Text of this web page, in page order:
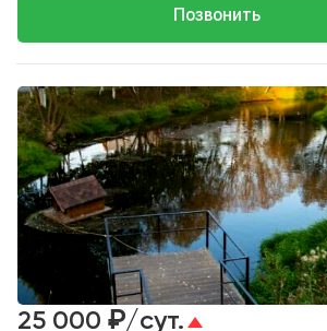
Позвонить
25 000 ₽/сут.